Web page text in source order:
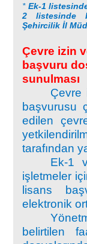
* Ek-1
2 listesinde
Şehircilik İl
Çevre izin
başvuru
sunulması
Çevre
başvurusu
edilen
tarafından
Ek-1
işletmeler
lisans
elektronik
belirtilen